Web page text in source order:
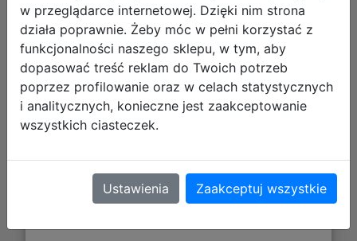
3,19 zł
w przeglądarce internetowej. Dzięki nim strona
działa poprawnie. Żeby móc w pełni korzystać z
funkcjonalności naszego sklepu, w tym, aby
dopasować treść reklam do Twoich potrzeb
poprzez profilowanie oraz w celach statystycznych
i analitycznych, konieczne jest zaakceptowanie
wszystkich ciasteczek.
Ustawienia Zaakceptuj wszystkie